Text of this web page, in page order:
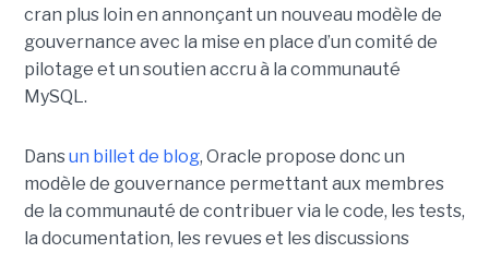
cran plus loin en annonçant un nouveau modèle de
gouvernance avec la mise en place d’un comité de
pilotage et un soutien accru à la communauté
MySQL.
Dansun billet de blog, Oracle propose donc un
modèle de gouvernance permettant aux membres
de la communauté de contribuer via le code, les tests,
la documentation, les revues et les discussions